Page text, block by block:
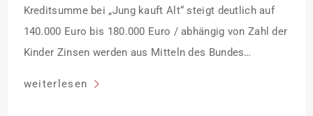
Kreditsumme bei „Jung kauft Alt“ steigt deutlich auf
140.000 Euro bis 180.000 Euro / abhängig von Zahl der
Kinder Zinsen werden aus Mitteln des Bundes
weiterlesen